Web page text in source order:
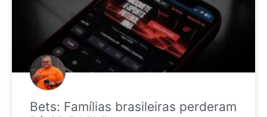
Bets: Famílias brasileiras perderam